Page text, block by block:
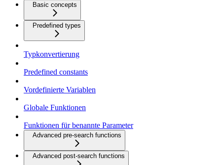
Basic concepts
Predefined types
Typkonvertierung
Predefined constants
Vordefinierte Variablen
Globale Funktionen
Funktionen für benannte Parameter
Advanced pre-search functions
Advanced post-search functions